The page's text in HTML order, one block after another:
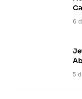
6
5